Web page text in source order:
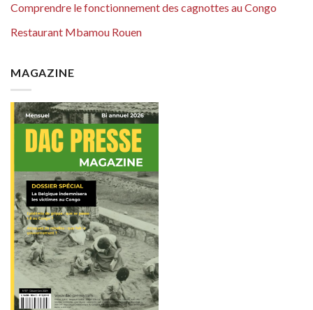
Comprendre le fonctionnement des cagnottes au Congo
Restaurant Mbamou Rouen
MAGAZINE